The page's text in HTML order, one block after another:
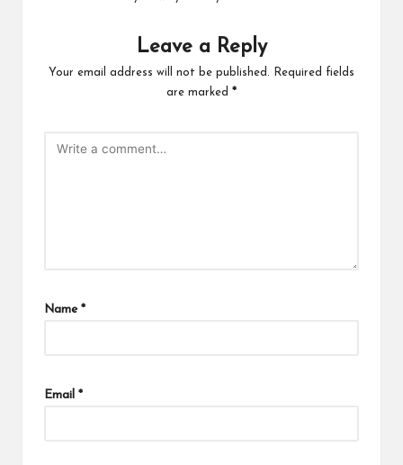
Leave a Reply
Your email address will not be published.
Required fields
are marked *
Name *
Email *